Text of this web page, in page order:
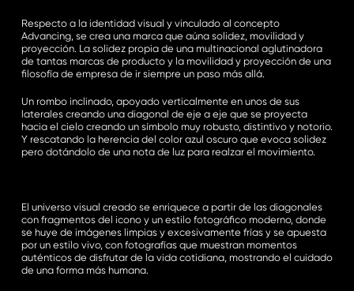
Respecto a la identidad visual y vinculado al concepto
Advancing, se crea una marca que aúna solidez, movilidad y
proyección. La solidez propia de una multinacional aglutinadora
de tantas marcas de producto y la movilidad y proyección de una
filosofía de empresa de ir siempre un paso más allá.
Un rombo inclinado, apoyado verticalmente en unos de sus
laterales creando una diagonal de eje a eje que se proyecta
hacia el cielo creando un símbolo muy robusto, distintivo y notorio.
Y rescatando la herencia del color azul oscuro que evoca solidez
pero dotándolo de una nota de luz para realzar el movimiento.
El universo visual creado se enriquece a partir de las diagonales
con fragmentos del icono y un estilo fotográfico moderno, donde
se huye de imágenes limpias y excesivamente frías y se apuesta
por un estilo vivo, con fotografías que muestran momentos
auténticos de disfrutar de la vida cotidiana, mostrando el cuidado
de una forma más humana.